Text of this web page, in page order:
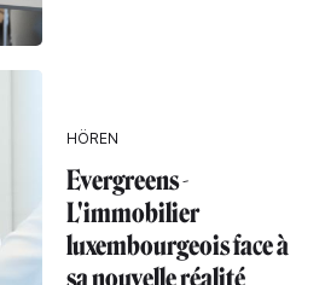
HÖREN
Evergreens -
L'immobilier
luxembourgeois face à
sa nouvelle réalité